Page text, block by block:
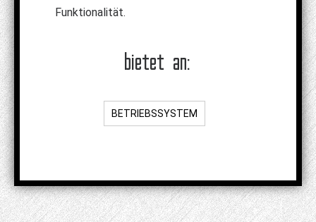
Funktionalität.
bietet an:
BETRIEBSSYSTEM